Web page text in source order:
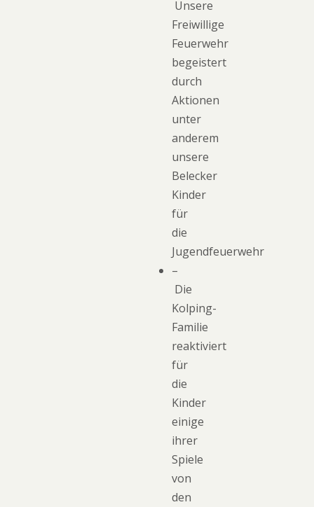
Unsere
Freiwillige
Feuerwehr
begeistert
durch
Aktionen
unter
anderem
unsere
Belecker
Kinder
für
die
Jugendfeuerwehr
–
Die
Kolping-
Familie
reaktiviert
für
die
Kinder
einige
ihrer
Spiele
von
den